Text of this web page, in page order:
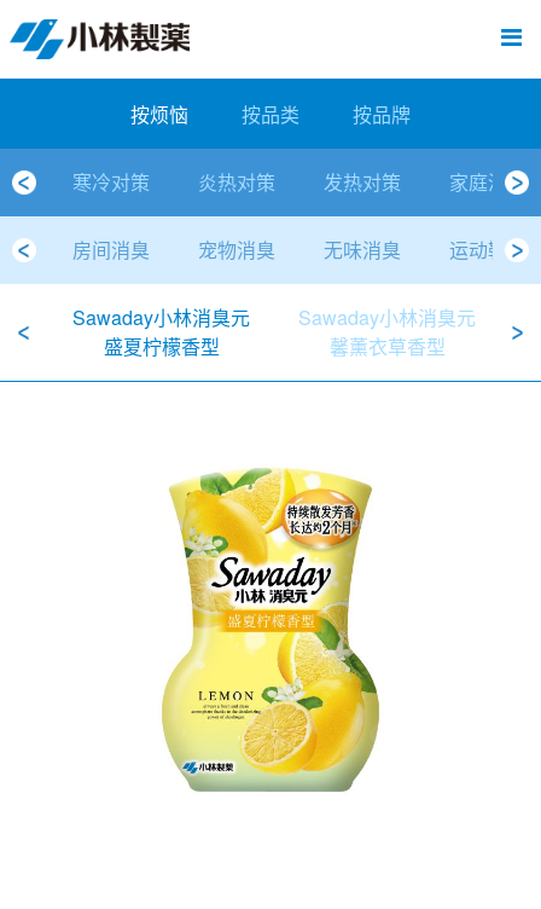
至
按烦恼 按品类 按品牌
寒冷对策 炎热对策 发热对策 家庭清洁
房间消臭 宠物消臭 无味消臭 运动鞋消
Sawaday小林消臭元
盛夏柠檬香型
Sawaday小林消臭元
馨薰衣草香型
公司简介
董事长寄语
独特的企业模式
公司概要
人才方针
产品展示
按品类
按品牌
按烦恼
炎热对策
发热对策
家庭清洁
厕所/马桶异味
寒冷对策
暖手暖脚
生理期
舒缓
炎热对策
发热对策
家庭清洁
马桶清洁（便器用）
排水管清洁
水壶/水杯清洁
清洁纸
厕所/马桶异味
厕所消臭
即时消臭
无味消臭
房间异味·芳香
宠物消臭
无味消臭
运动鞋消臭
房间芳香
管道异味·清洁
管道异味·清洁
清洁消毒
口腔消毒
清洁纸
口腔护理
其他烦恼
按品类
退热贴
芳香·消臭剂
个人护理
洗净用品
暖手暖脚系列
生理期系列
舒缓系列
退热贴
儿童用
成人用
家庭用
芳香·消臭剂
房间用
宠物用
厨房用
鞋柜用
个人护理
清凉降温
安睡
随身清洁
洗净用品
管道清洁
家居用品清洁
消毒品
口腔消毒
口腔护理
按品牌
无香空间
洗净丸
洗净中
安睡
Sawaday小林消臭元
新闻中心
2025
2024
2023
2022